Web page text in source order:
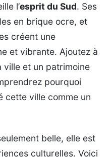
l’esprit du Sud. Ses
en brique ocre, et
créent une
et vibrante. Ajoutez à
ville et un patrimoine
pourquoi
cette ville comme un
belle, elle est
culturelles. Voici